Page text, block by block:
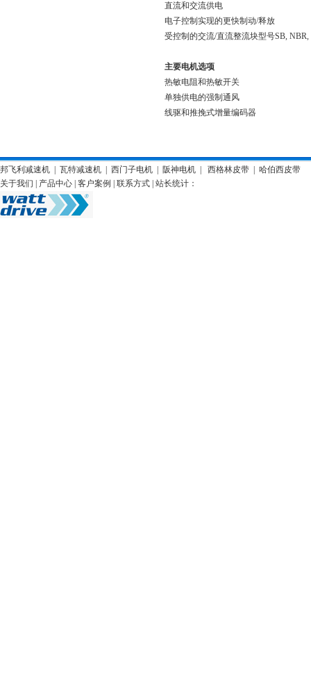
直流和交流供电
电子控制实现的更快制动/释放
受控制的交流/直流整流块型号SB, NBR,
主要电机选项
热敏电阻和热敏开关
单独供电的强制通风
线驱和推挽式增量编码器
邦飞利减速机 瓦特减速机 西门子电机 阪神电机 西格林皮带
哈伯西皮带
关于我们
产品中心 客户案例 联系方式 | 站长统计：